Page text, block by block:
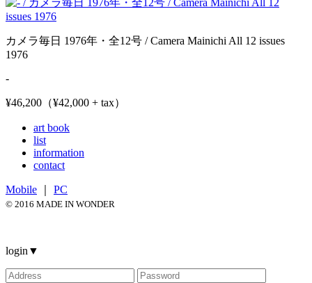
カメラ毎日 1976年・全12号 / Camera Mainichi All 12 issues
1976
-
¥46,200（¥42,000 + tax）
art book
list
information
contact
Mobile PC
© 2016 MADE IN WONDER
login ▼